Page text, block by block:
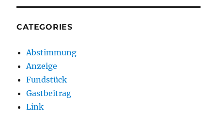
CATEGORIES
Abstimmung
Anzeige
Fundstück
Gastbeitrag
Link